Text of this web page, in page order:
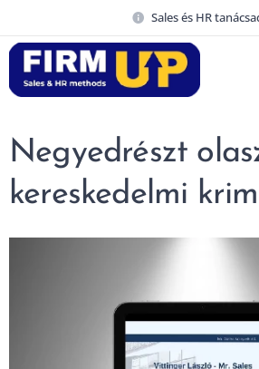
Sales és HR
Negyedrészt
kereskedelmi